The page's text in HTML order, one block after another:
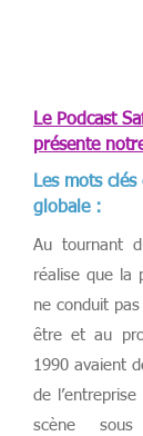
Le Podcast
présente
Les mots
globale :
Au tournant
réalise que la
ne conduit
être et au
1990 avaient
de
scène